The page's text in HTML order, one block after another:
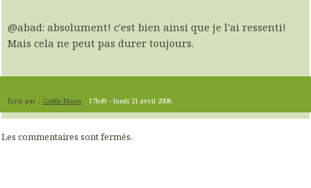
@abad: absolument! c'est bien ainsi que je l'ai ressenti!
Mais cela ne peut pas durer toujours.
Écrit par : Gaëlle Mann 17h49 -lundi 21 avril 2008
Les commentaires sont fermés.